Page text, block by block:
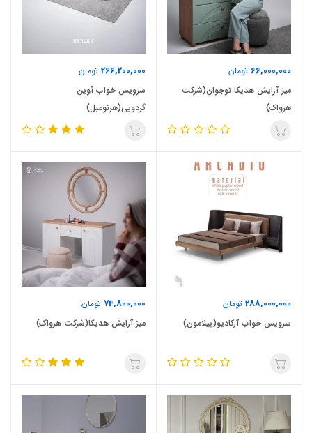
66,000,000 تومان
میز آرایش هدیکا نوجوان(شرکت
هرواک)
266,200,000 تومان
سرویس خواب آوین
گردویی(هرنومبل)
288,000,000 تومان
سرویس خواب آرکادیو(پیلامون)
74,800,000 تومان
میز آرایش هدیکا(شرکت هرواک)